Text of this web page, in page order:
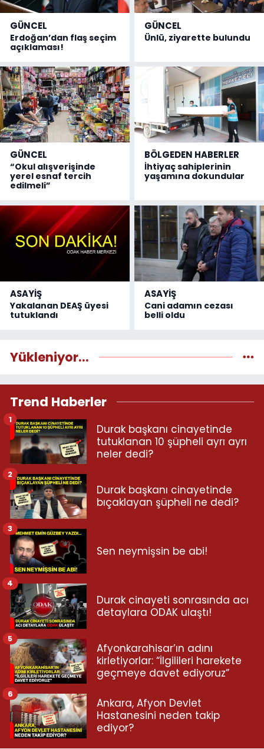
GÜNCEL
Erdoğan’dan flaş seçim
açıklaması!
GÜNCEL
Ünlü, ziyarette bulundu
GÜNCEL
“Okul alışverişinde
yerel esnaf tercih
edilmeli”
BÖLGEDEN HABERLER
İhtiyaç sahiplerinin
yaşamına dokundular
ASAYİŞ
Yakalanan DEAŞ üyesi
tutuklandı
ASAYİŞ
Cani adamın cezası
belli oldu
Yükleniyor...
Trend Haberler
Durak başkanı cinayetinde
tutuklanan 10 şüpheli ayrı ayrı
neler dedi?
1
Durak başkanı cinayetinde
bıçaklayan şüpheli ne dedi?
2
Sen neymişsin be abi!
3
Durak cinayeti sonrasında acı
detaylara ODAK ulaştı!
4
Afyonkarahisar’ın adını
kirletiyorlar: “İlgilileri harekete
geçmeye davet ediyoruz”
5
Ankara, Afyon Devlet
Hastanesini neden takip
ediyor?
6